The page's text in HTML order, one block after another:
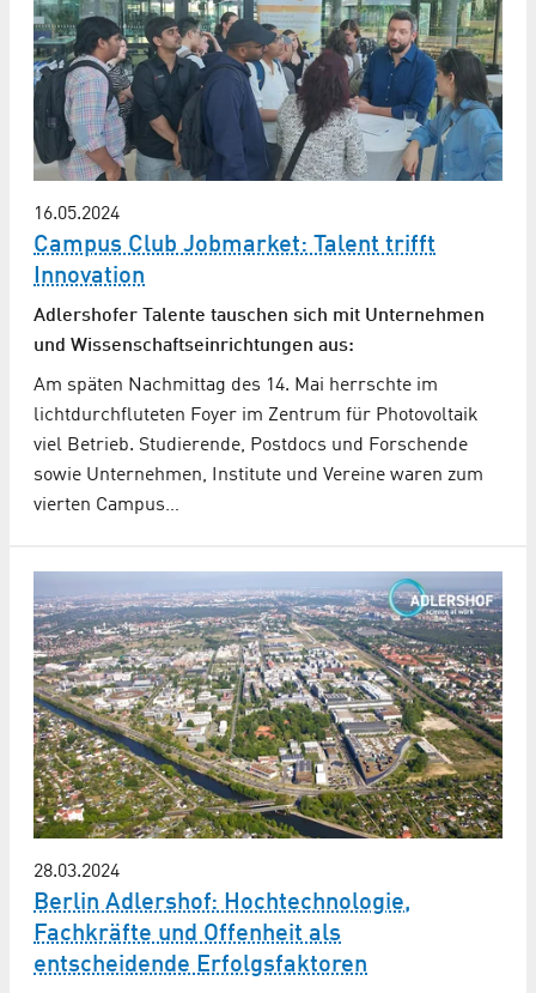
16.05.2024
Campus Club Jobmarket: Talent trifft
Innovation
Adlershofer Talente tauschen sich mit Unternehmen
und Wissenschaftseinrichtungen aus:
Am späten Nachmittag des 14. Mai herrschte im
lichtdurchfluteten Foyer im Zentrum für Photovoltaik
viel Betrieb. Studierende, Postdocs und Forschende
sowie Unternehmen, Institute und Vereine waren zum
vierten Campus…
28.03.2024
Berlin Adlershof: Hochtechnologie,
Fachkräfte und Offenheit als
entscheidende Erfolgsfaktoren